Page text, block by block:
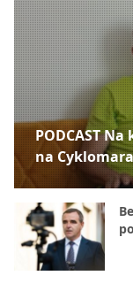
PODCAST
na